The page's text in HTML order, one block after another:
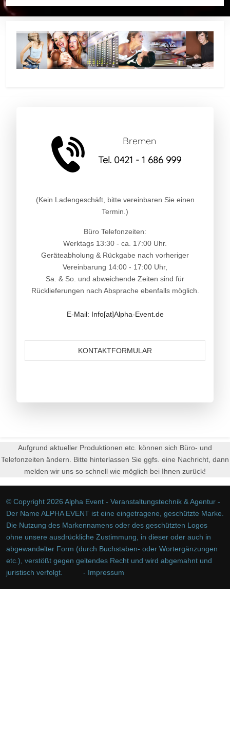
Bremen
Tel. 0421 - 1 686 999
(Kein Ladengeschäft, bitte vereinbaren Sie einen
Termin.)
Büro Telefonzeiten:
Werktags 13:30 - ca. 17:00 Uhr.
Geräteabholung & Rückgabe nach vorheriger
Vereinbarung 14:00 - 17:00 Uhr,
Sa. & So. und abweichende Zeiten sind für
Rücklieferungen nach Absprache ebenfalls möglich.
E-Mail: Info[at]Alpha-Event.de
KONTAKTFORMULAR
Aufgrund aktueller Produktionen etc. können sich Büro- und
Telefonzeiten ändern. Bitte hinterlassen Sie ggfs. eine Nachricht, dann
melden wir uns so schnell wie möglich bei Ihnen zurück!
© Copyright 2026 Alpha Event - Veranstaltungstechnik & Agentur -
Der Name ALPHA EVENT ist eine eingetragene, geschützte Marke.
Die Nutzung des Markennamens oder des geschützten Logos
ohne unsere ausdrückliche Zustimmung, in dieser oder auch in
abgewandelter Form (durch Buchstaben- oder Wortergänzungen
etc.), verstößt gegen geltendes Recht und wird abgemahnt und
juristisch verfolgt.
- Impressum